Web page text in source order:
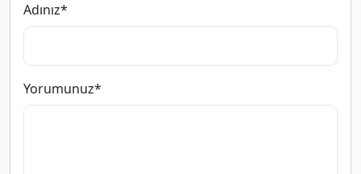
Adınız*
Yorumunuz*